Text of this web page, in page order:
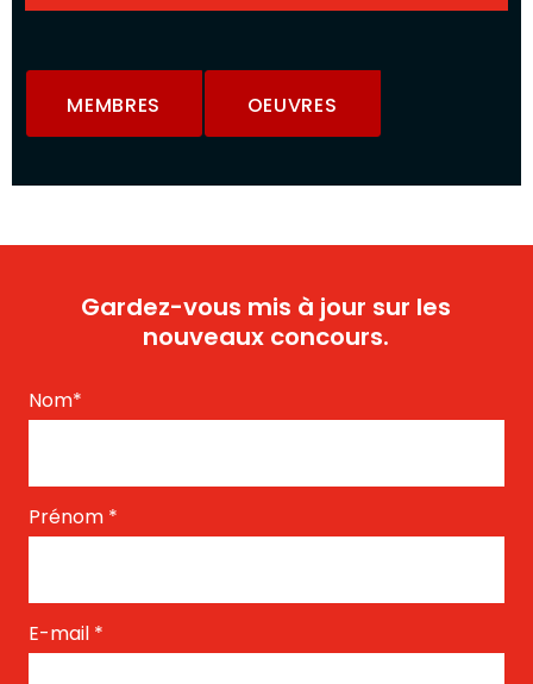
MEMBRES OEUVRES
Gardez-vous mis à jour sur les
nouveaux concours.
Nom*
Prénom *
E-mail *